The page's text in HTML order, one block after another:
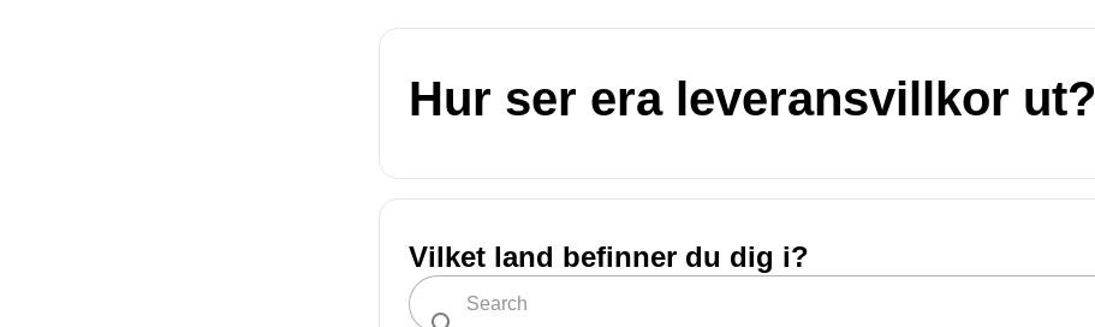
Hur ser era leveransvillkor ut?
Vilket land befinner du dig i?